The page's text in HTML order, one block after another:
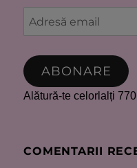
Adresă
email
ABONARE
Alătură-te celorlalți
COMENTARII